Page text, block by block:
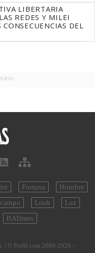
LIBERTARIA
REDES Y MILEI
CONSECUENCIAS DEL
Fortuna
Hombre
Look
Luz
BATimes
| © Perfil.com 2006-2026 -